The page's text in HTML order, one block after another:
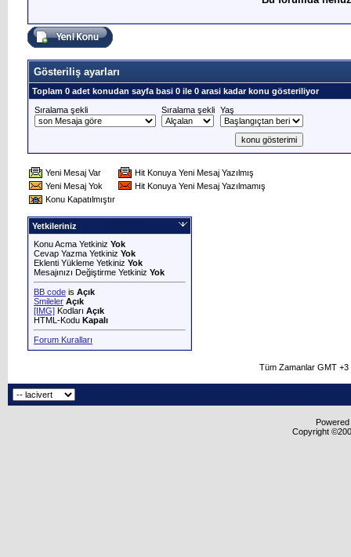
Gösteriliş ayarları
Toplam 0 adet konudan sayfa basi 0 ile 0 arasi kadar konu gösteriliyor
Sıralama şekli
Sıralama şekli Yaş
Yeni Mesaj Var
Hit Konuya Yeni Mesaj Yazılmış
Yeni Mesaj Yok
Hit Konuya Yeni Mesaj Yazılmamış
Konu Kapatılmıştır
Yetkileriniz
Konu Acma Yetkiniz Yok
Cevap Yazma Yetkiniz Yok
Eklenti Yükleme Yetkiniz Yok
Mesajınızı Değiştirme Yetkiniz Yok
BB code is Açık
Smileler Açık
[IMG] Kodları Açık
HTML-Kodu Kapalı
Forum Kuralları
Tüm Zamanlar GMT
Copyright